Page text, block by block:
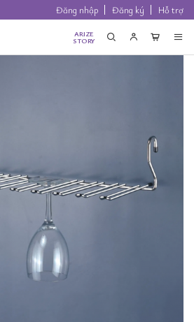
Đăng nhập Đăng ký Hỗ trợ
ARIZE
STORY